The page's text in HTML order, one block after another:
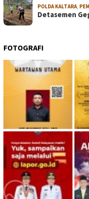
POLDA KALTARA
Detasemen
FOTOGRAFI